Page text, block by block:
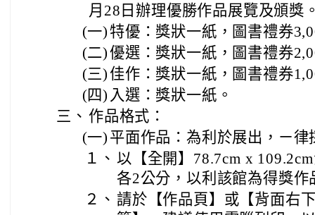
月28日辦理優勝作品展覽及頒獎
(一)特優：獎狀一紙，圖書禮券
(二)優選：獎狀一紙，圖書禮券
(三) 佳作：獎狀一紙，圖書禮券
(四) 入選：獎狀一紙。
三、 作品格式：
(一) 平面作品：為利於展出，ㄧ律
１、 以【全開】78.7cm x
各2公分，以利該館為得獎作
２、 請於【作品頁】或【背面右